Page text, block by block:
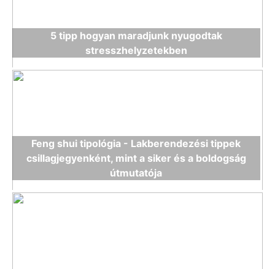
5 tipp hogyan maradjunk nyugodtak
stresszhelyzetekben
Feng shui tipológia - Lakberendezési tippek
csillagjegyenként, mint a siker és a boldogság
útmutatója